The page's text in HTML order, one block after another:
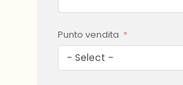
Punto vendita
- Select -